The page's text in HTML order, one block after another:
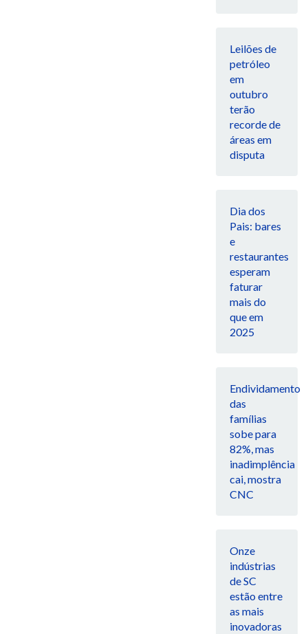
Leilões de
petróleo
em
outubro
terão
recorde de
áreas em
disputa
Dia dos
Pais: bares
e
restaurantes
esperam
faturar
mais do
que em
2025
Endividamento
das
famílias
sobe para
82%, mas
inadimplência
cai, mostra
CNC
Onze
indústrias
de SC
estão entre
as mais
inovadoras